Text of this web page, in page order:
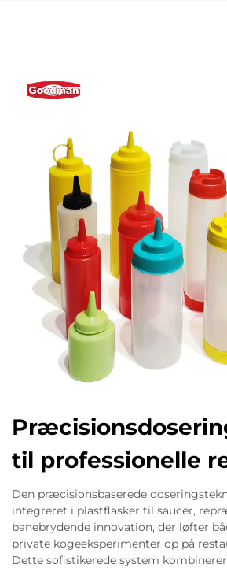
til professionelle
Den præcisionsbaserede
integreret i plastflasker til saucer,
banebrydende innovation, der løfter
private kogeeksperimenter op på
Dette sofistikerede system